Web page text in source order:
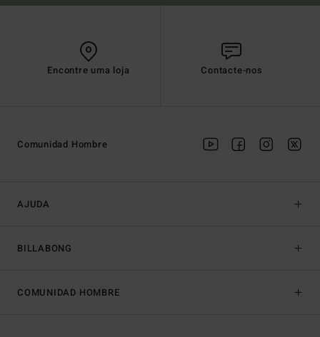
Encontre uma loja Contacte-nos
AJUDA
BILLABONG
Comunidad Hombre
COMUNIDAD HOMBRE